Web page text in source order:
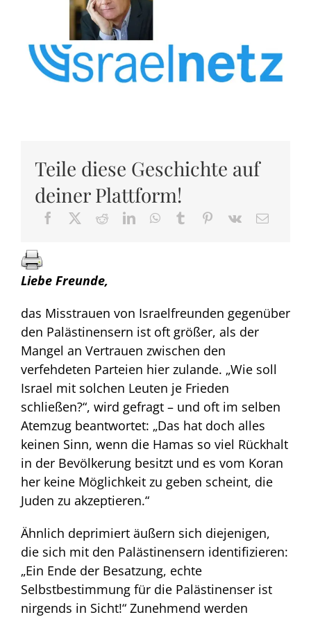
Teile diese Geschichte auf
deiner Plattform!
Liebe Freunde,
das Misstrauen von Israelfreunden gegenüber
den Palästinensern ist oft größer, als der
Mangel an Vertrauen zwischen den
verfehdeten Parteien hier zulande. „Wie soll
Israel mit solchen Leuten je Frieden
schließen?“, wird gefragt – und oft im selben
Atemzug beantwortet: „Das hat doch alles
keinen Sinn, wenn die Hamas so viel Rückhalt
in der Bevölkerung besitzt und es vom Koran
her keine Möglichkeit zu geben scheint, die
Juden zu akzeptieren.“
Ähnlich deprimiert äußern sich diejenigen,
die sich mit den Palästinensern identifizieren:
„Ein Ende der Besatzung, echte
Selbstbestimmung für die Palästinenser ist
nirgends in Sicht!“ Zunehmend werden